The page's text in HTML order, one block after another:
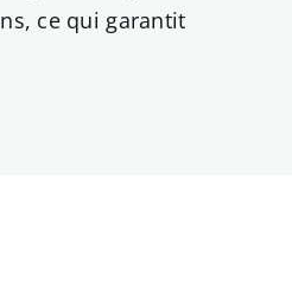
ce qui garantit